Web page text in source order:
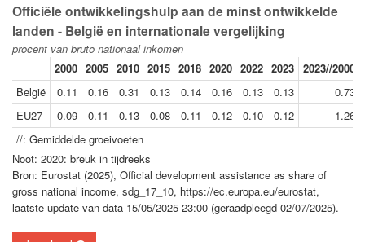
Officiële ontwikkelingshulp aan de minst ontwikkelde
landen - België en internationale vergelijking
procent van bruto nationaal inkomen
2000 2005 2010 2015 2018 2020 2022 2023 2023//2000
België
0.11 0.16 0.31 0.13 0.14 0.16 0.13 0.13
0.73
EU27
0.09 0.11 0.13 0.08 0.11 0.12 0.10 0.12
1.26
//: Gemiddelde groeivoeten
Noot: 2020: breuk in tijdreeks
Bron: Eurostat (2025), Official development assistance as share of
gross national income, sdg_17_10, https://ec.europa.eu/eurostat,
laatste update van data 15/05/2025 23:00 (geraadpleegd 02/07/2025).